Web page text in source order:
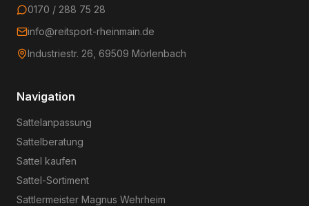
0170 / 288 75 28
info@reitsport-rheinmain.de
Industriestr. 26, 69509 Mörlenbach
Navigation
Sattelanpassung
Sattelberatung
Sattel kaufen
Sattel-Sortiment
Sattlermeister Magnus Wehrheim